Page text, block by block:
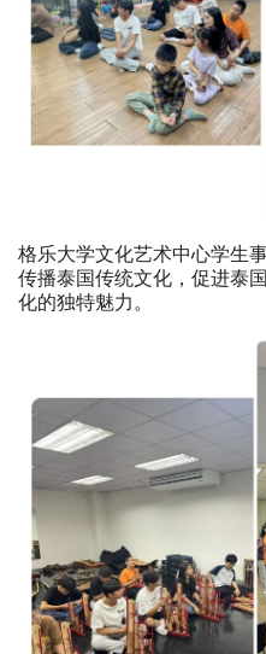
格乐大学文化艺术中心学生
传播泰国传统文化，促进泰
化的独特魅力。